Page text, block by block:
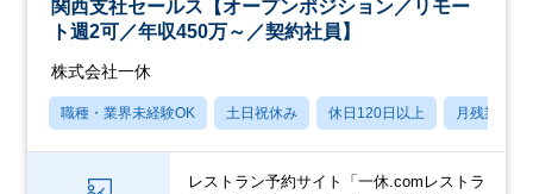
関西支社セールス【オープンポジション／リモー
ト週2可／年収450万～／契約社員】
株式会社一休
職種・業界未経験OK 土日祝休み 休日120日以上 月残業20
レストラン予約サイト「一休.comレストラ